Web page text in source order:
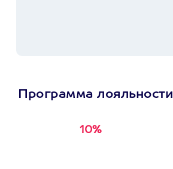
Программа лояльности
10%